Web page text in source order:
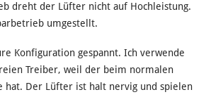
dreht der Lüfter nicht auf Hochleistung.
umgestellt.
Konfiguration gespannt. Ich verwende
Treiber, weil der beim normalen
hat. Der Lüfter ist halt nervig und spielen